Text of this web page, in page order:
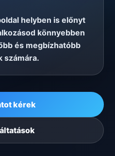
helyben is előnyt
könnyebben
és megbízhatóbb
számára.
kérek